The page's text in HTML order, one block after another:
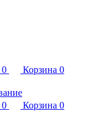
0 Корзина 0
0 Корзина 0